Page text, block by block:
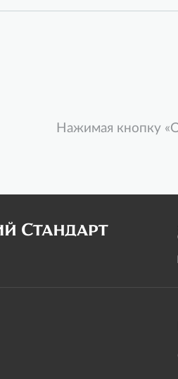
Нажимая кнопку